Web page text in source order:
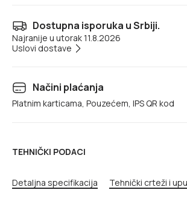
Dostupna isporuka u Srbiji.
Najranije u utorak 11.8.2026
Uslovi dostave
Načini plaćanja
Platnim karticama, Pouzećem, IPS QR kod
TEHNIČKI PODACI
Detaljna specifikacija Tehnički crteži i